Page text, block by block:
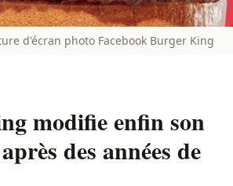
d'écran photo Facebook Burger King
modifie enfin son
des années de